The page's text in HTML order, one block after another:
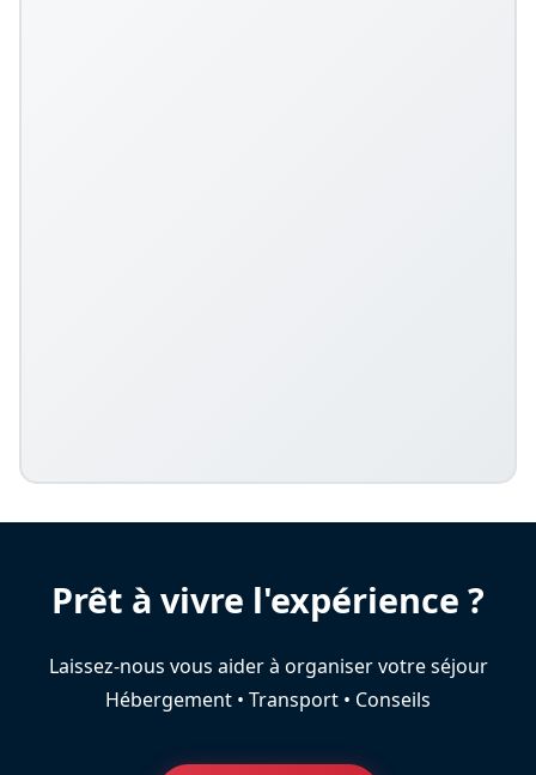
Prêt à vivre l'expérience ?
Laissez-nous vous aider à organiser votre séjour
Hébergement • Transport • Conseils